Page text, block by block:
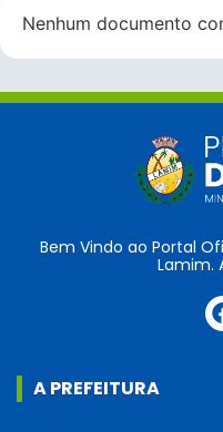
Nenhum documento
Bem Vindo ao Portal
Lamim.
A PREFEITURA